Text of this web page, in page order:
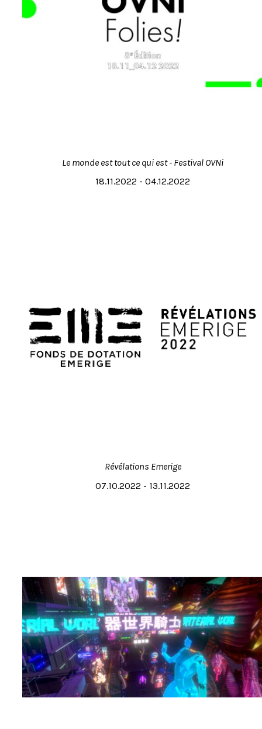
Le monde est tout ce qui est - Festival OVNi
18.11.2022 - 04.12.2022
Révélations Emerige
07.10.2022 - 13.11.2022